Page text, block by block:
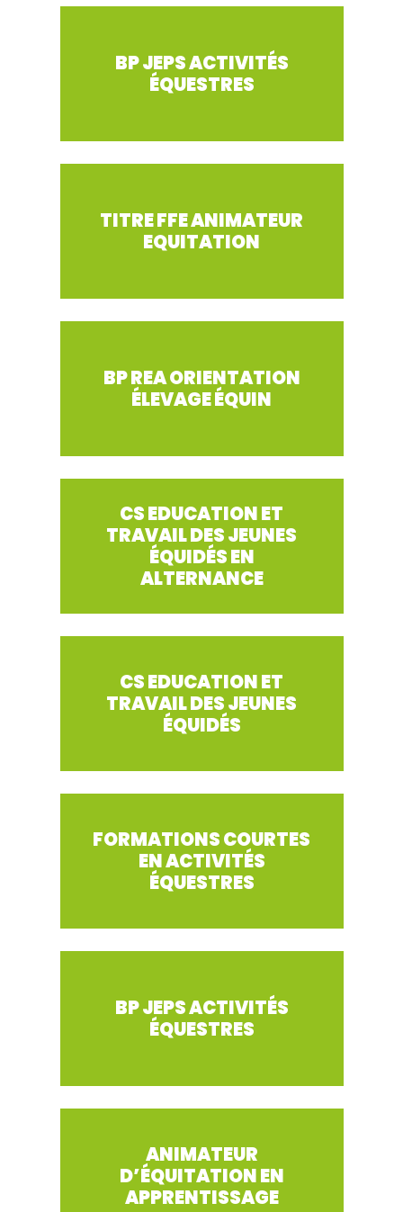
BP JEPS ACTIVITÉS
ÉQUESTRES
TITRE FFE ANIMATEUR
EQUITATION
BP REA ORIENTATION
ÉLEVAGE ÉQUIN
CS EDUCATION ET
TRAVAIL DES JEUNES
ÉQUIDÉS EN
ALTERNANCE
CS EDUCATION ET
TRAVAIL DES JEUNES
ÉQUIDÉS
FORMATIONS COURTES
EN ACTIVITÉS
ÉQUESTRES
BP JEPS ACTIVITÉS
ÉQUESTRES
ANIMATEUR
D’ÉQUITATION EN
APPRENTISSAGE